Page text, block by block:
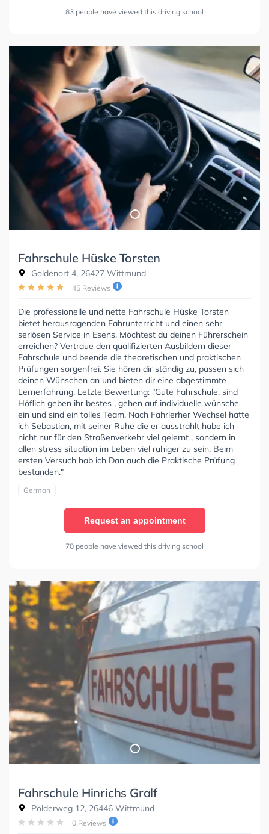
83 people have viewed this driving school
Fahrschule Hüske Torsten
Goldenort 4, 26427 Wittmund
45 Reviews
Die professionelle und nette Fahrschule Hüske Torsten
bietet herausragenden Fahrunterricht und einen sehr
seriösen Service in Esens. Möchtest du deinen Führerschein
erreichen? Vertraue den qualifizierten Ausbildern dieser
Fahrschule und beende die theoretischen und praktischen
Prüfungen sorgenfrei. Sie hören dir ständig zu, passen sich
deinen Wünschen an und bieten dir eine abgestimmte
Lernerfahrung. Letzte Bewertung: "Gute Fahrschule, sind
Höflich geben ihr bestes , gehen auf individuelle wünsche
ein und sind ein tolles Team. Nach Fahrlerher Wechsel hatte
ich Sebastian, mit seiner Ruhe die er ausstrahlt habe ich
nicht nur für den Straßenverkehr viel gelernt , sondern in
allen stress situation im Leben viel ruhiger zu sein. Beim
ersten Versuch hab ich Dan auch die Praktische Prüfung
bestanden."
German
Request an appointment
70 people have viewed this driving school
Fahrschule Hinrichs Gralf
Polderweg 12, 26446 Wittmund
0 Reviews